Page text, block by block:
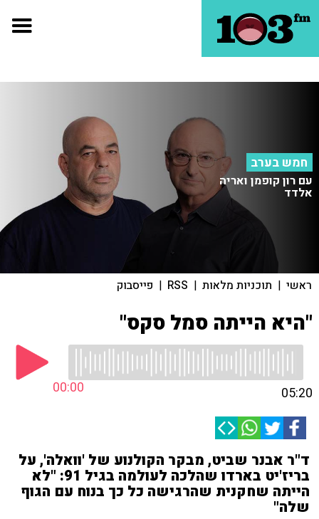
חמש בערב
עם רון קופמן ואריה
אלדד
ראשי | תוכניות מלאות |
RSS
| פייסבוק
"היא הייתה סמל סקס"
00:00 05:20
ד"ר אבנר שביט, מבקר הקולנוע של 'וואלה', על
בריז'יט בארדו שהלכה לעולמה בגיל 91: "לא
הייתה שחקנית שהרגישה כל כך בנוח עם הגוף
שלה"